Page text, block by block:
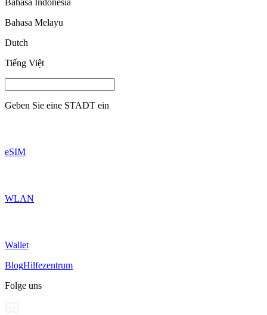
Bahasa Melayu
Dutch
Tiếng Việt
Geben Sie eine STADT ein
eSIM
WLAN
Wallet
BlogHilfezentrum
Folge uns